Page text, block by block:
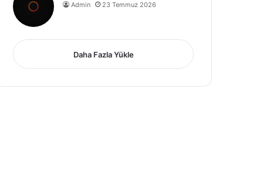
Admin 23 Temmuz 2026
Daha Fazla Yükle